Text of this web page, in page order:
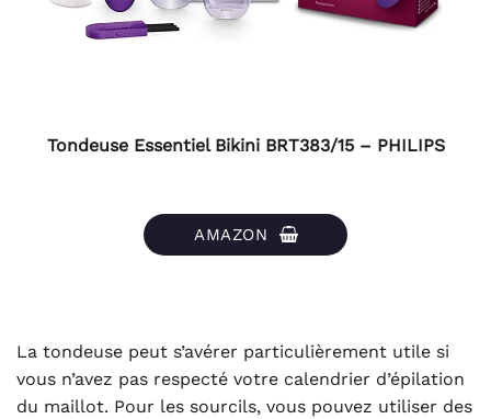
Tondeuse Essentiel Bikini BRT383/15 – PHILIPS
AMAZON
La tondeuse peut s’avérer particulièrement utile si
vous n’avez pas respecté votre calendrier d’épilation
du maillot. Pour les sourcils, vous pouvez utiliser des